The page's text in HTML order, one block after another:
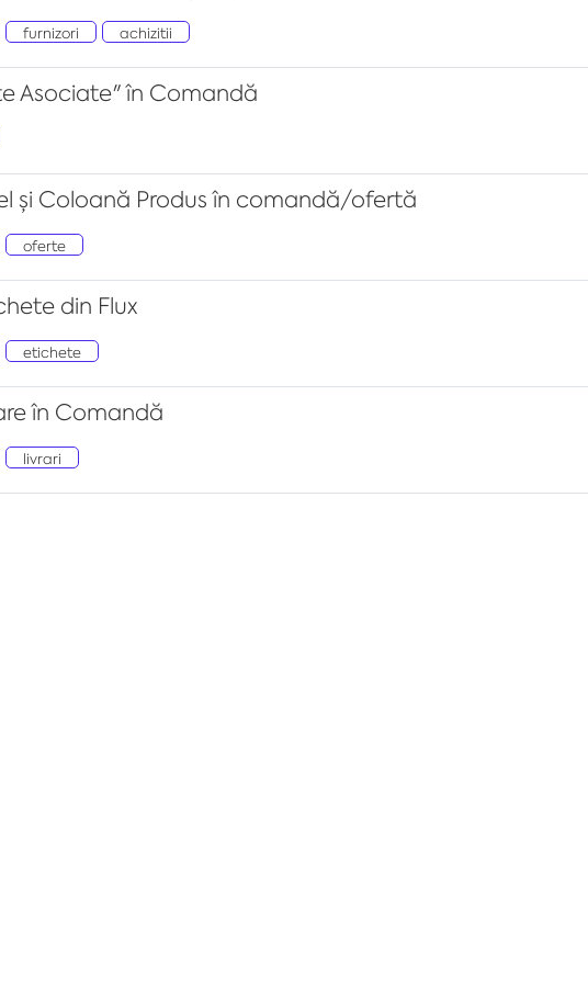
furnizori achizitii
Asociate" în Comandă
și Coloană Produs în comandă/ofertă
oferte
din Flux
etichete
în Comandă
livrari